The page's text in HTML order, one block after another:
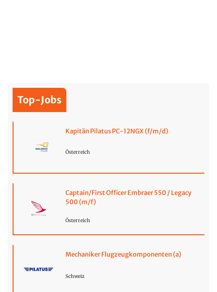
Top-Jobs
Kapitän Pilatus PC-12NGX (f/m/d)
Österreich
Captain/First Officer Embraer 550 / Legacy
500 (m/f)
Österreich
Mechaniker Flugzeugkomponenten (a)
Schweiz